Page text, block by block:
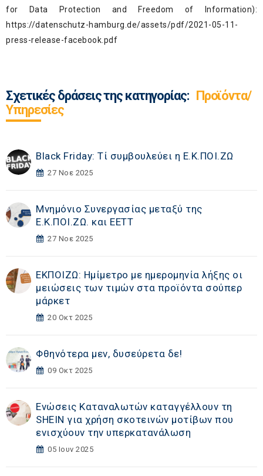
for Data Protection and Freedom of Information):
https://datenschutz-hamburg.de/assets/pdf/2021-05-11-
press-release-facebook.pdf
Σχετικές δράσεις της κατηγορίας: Προϊόντα/
Υπηρεσίες
Black Friday: Τί συμβουλεύει η Ε.Κ.ΠΟΙ.ΖΩ
27 Νοε 2025
Μνημόνιο Συνεργασίας μεταξύ της
Ε.Κ.ΠΟΙ.ΖΩ. και ΕΕΤΤ
27 Νοε 2025
ΕΚΠΟΙΖΩ: Ημίμετρο με ημερομηνία λήξης οι
μειώσεις των τιμών στα προϊόντα σούπερ
μάρκετ
20 Οκτ 2025
Φθηνότερα μεν, δυσεύρετα δε!
09 Οκτ 2025
Ενώσεις Καταναλωτών καταγγέλλουν τη
SHEIN για χρήση σκοτεινών μοτίβων που
ενισχύουν την υπερκατανάλωση
05 Ιουν 2025